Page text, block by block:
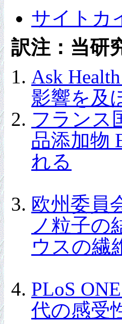
サイトカ
訳注：当研
Ask
影響を及
フランス
品添加物
れる
欧州委員
ノ粒子の
ウスの繊
PLoS
代の感受